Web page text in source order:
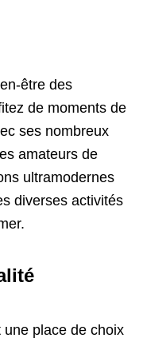
être des
de moments de
ses nombreux
amateurs de
ultramodernes
diverses activités
place de choix